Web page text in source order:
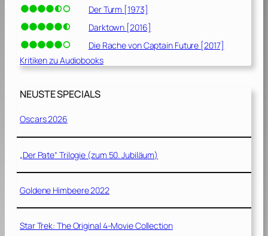
Der Turm [1973]
Darktown [2016]
Die Rache von Captain Future [2017]
Kritiken zu Audiobooks
NEUSTE SPECIALS
Oscars 2026
„Der Pate“ Trilogie (zum 50. Jubiläum)
Goldene Himbeere 2022
Star Trek: The Original 4-Movie Collection